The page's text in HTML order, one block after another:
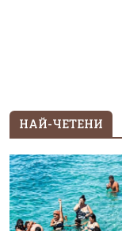
НАЙ-ЧЕТЕНИ